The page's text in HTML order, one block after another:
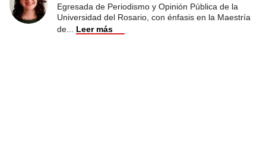
Egresada de Periodismo y Opinión Pública de la
Universidad del Rosario, con énfasis en la Maestría
de
Leer más